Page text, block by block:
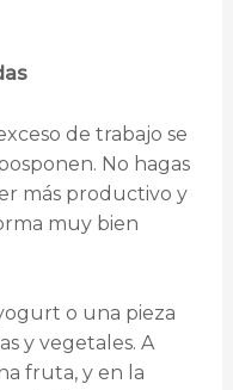
de trabajo se
No hagas
más productivo y
muy bien
o una pieza
y vegetales. A
fruta, y en la